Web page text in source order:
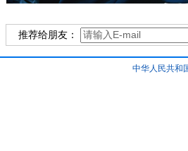
推荐给朋友：
中华人民共和